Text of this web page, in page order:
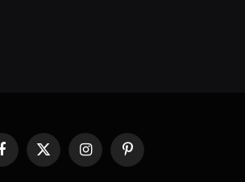
Facebook
X
(Twitter)
InstagramPinterest